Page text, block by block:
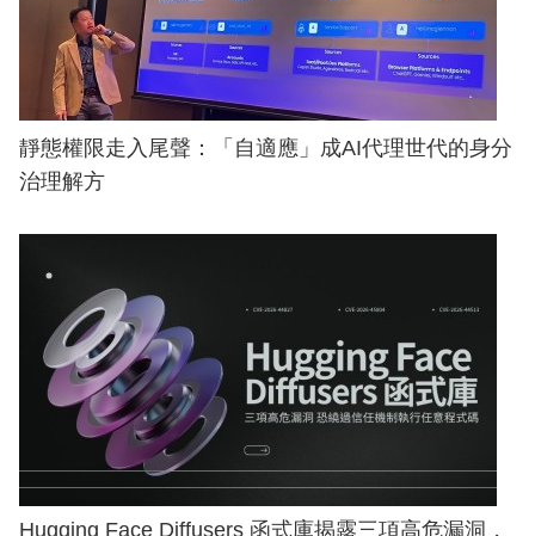
靜態權限走入尾聲：「自適應」成AI代理世代的身分
治理解方
Hugging Face Diffusers 函式庫揭露三項高危漏洞，